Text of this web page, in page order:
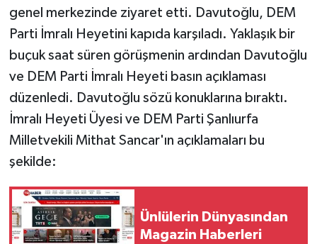
genel merkezinde ziyaret etti. Davutoğlu, DEM
Parti İmralı Heyetini kapıda karşıladı. Yaklaşık bir
buçuk saat süren görüşmenin ardından Davutoğlu
ve DEM Parti İmralı Heyeti basın açıklaması
düzenledi. Davutoğlu sözü konuklarına bıraktı.
İmralı Heyeti Üyesi ve DEM Parti Şanlıurfa
Milletvekili Mithat Sancar'ın açıklamaları bu
şekilde:
Ünlülerin Dünyasından
Magazin Haberleri